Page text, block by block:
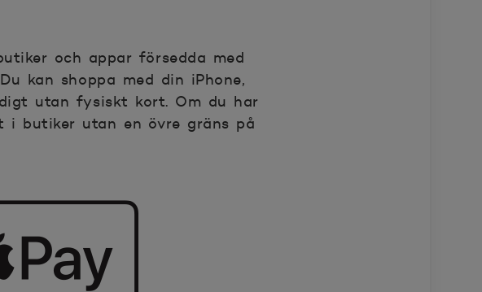
och appar försedda med
kan shoppa med din iPhone,
utan fysiskt kort. Om du har
i butiker utan en övre gräns på